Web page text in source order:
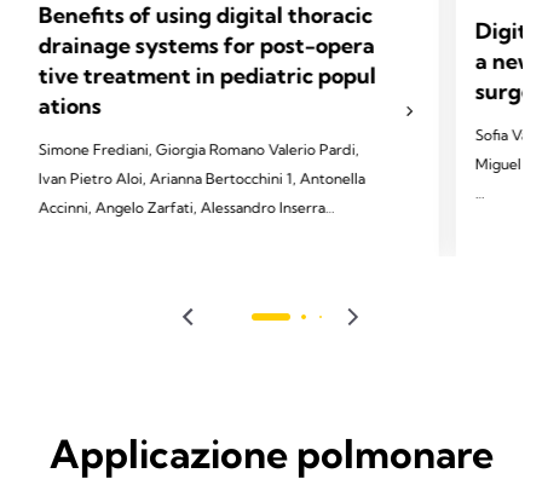
Benefits of using digital thoracic
drainage systems for post-opera
tive treatment in pediatric popul
ations
Simone Frediani, Giorgia Romano Valerio Pardi,
Ivan Pietro Aloi, Arianna Bertocchini 1, Antonella
Accinni, Angelo Zarfati, Alessandro Inserra
Front Pediatr 2023;11:1280834.
a
Sofia
Miguel
Applicazione polmonare